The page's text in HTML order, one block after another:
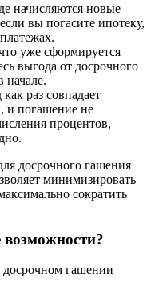
начисляются новые
вы погасите ипотеку,
уже сформируется
выгода от досрочного
начале.
раз совпадает
и погашение не
процентов,
досрочного гашения
минимизировать
сократить
гашении